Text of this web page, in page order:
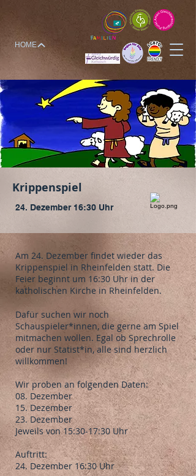
HOME
Krippenspiel
24. Dezember 16:30 Uhr
Am 24. Dezember findet wieder das
Krippenspiel in Rheinfelden statt. Die
Feier beginnt um 16:30 Uhr in der
katholischen Kirche in Rheinfelden.
Dafür suchen wir noch
Schauspieler*innen, die gerne am Spiel
mitmachen wollen. Egal ob Sprechrolle
oder nur Statist*in, alle sind herzlich
willkommen!
Wir proben an folgenden Daten:
08. Dezember
15. Dezember
23. Dezember
Jeweils von 15:30-17:30 Uhr
Auftritt:
24. Dezember 16:30 Uhr